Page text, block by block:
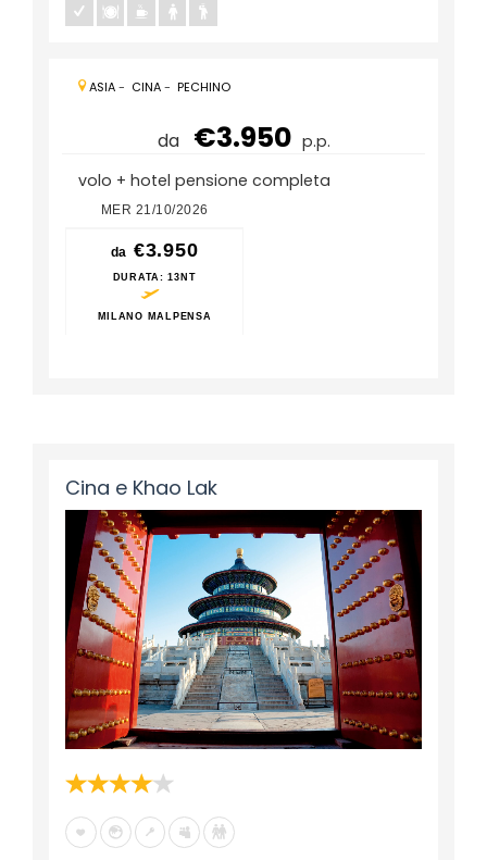
ASIA- CINA- PECHINO
da €3.950 p.p.
volo + hotel pensione completa
MER 21/10/2026
da €3.950
DURATA : 13NT
MILANO MALPENSA
Cina e Khao Lak